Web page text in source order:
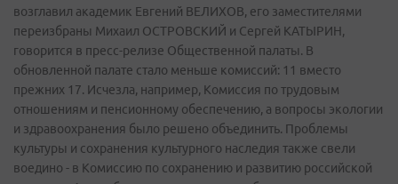
возглавил академик Евгений ВЕЛИХОВ, его заместителями
переизбраны Михаил ОСТРОВСКИЙ и Сергей КАТЫРИН,
говорится в пресс-релизе Общественной палаты. В
обновленной палате стало меньше комиссий: 11 вместо
прежних 17. Исчезла, например, Комиссия по трудовым
отношениям и пенсионному обеспечению, а вопросы экологии
и здравоохранения было решено объединить. Проблемы
культуры и сохранения культурного наследия также свели
воедино - в Комиссию по сохранению и развитию российской